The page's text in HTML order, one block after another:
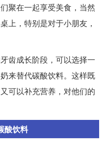
聚在一起享受美食，当然
上，特别是对于小朋友，
齿成长阶段，可以选择一
来替代碳酸饮料。这样既
可以补充营养，对他们的
酸饮料